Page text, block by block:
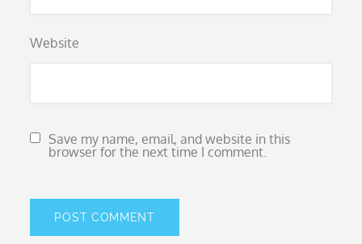
Website
Save my name, email, and website in this
browser for the next time I comment.